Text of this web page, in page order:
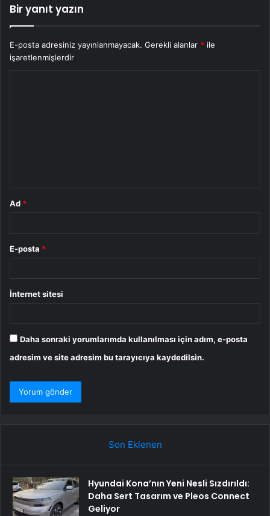
Bir yanıt yazın
E-posta adresiniz yayınlanmayacak. Gerekli alanlar * ile
işaretlenmişlerdir
Ad *
E-posta *
İnternet sitesi
Daha sonraki yorumlarımda kullanılması için adım, e-posta
adresim ve site adresim bu tarayıcıya kaydedilsin.
Son Eklenen
Hyundai Kona’nın Yeni Nesli Sızdırıldı:
Daha Sert Tasarım ve Pleos Connect
Geliyor